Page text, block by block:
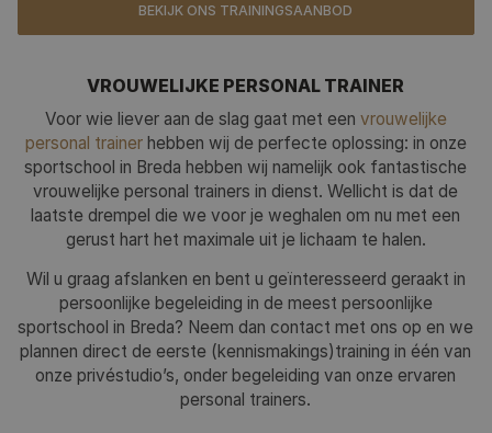
BEKIJK ONS TRAININGSAANBOD
VROUWELIJKE PERSONAL TRAINER
Voor wie liever aan de slag gaat met een vrouwelijke
personal trainerhebben wij de perfecte oplossing: in onze
sportschool in Breda hebben wij namelijk ook fantastische
vrouwelijke personal trainers in dienst. Wellicht is dat de
laatste drempel die we voor je weghalen om nu met een
gerust hart het maximale uit je lichaam te halen.
Wil u graag afslanken en bent u geïnteresseerd geraakt in
persoonlijke begeleiding in de meest persoonlijke
sportschool in Breda? Neem dan contact met ons op en we
plannen direct de eerste (kennismakings)training in één van
onze privéstudio’s, onder begeleiding van onze ervaren
personal trainers.